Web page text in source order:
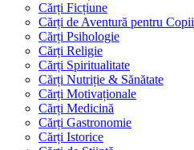
Cărți Ficțiune
Cărți de Aventură pentru Copii
Cărți Psihologie
Cărți Religie
Cărți Spiritualitate
Cărți Nutriție & Sănătate
Cărți Motivaționale
Cărți Medicină
Cărți Gastronomie
Cărți Istorice